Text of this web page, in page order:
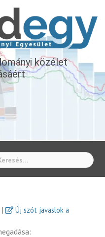
közélet
|
Új szót javaslok a